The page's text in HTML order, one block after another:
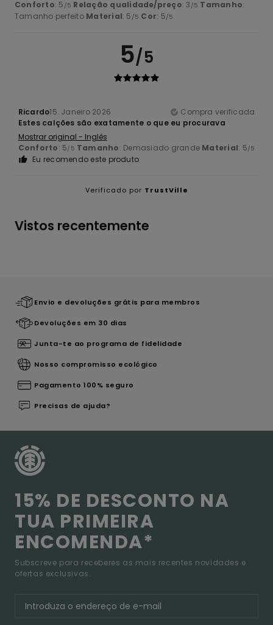
Conforto: 5 /5 Relação qualidade/preço: 3 /5 Tamanho:
Tamanho perfeito Material: 5 /5 Cor: 5/5
5/5
Ricardo15. Janeiro 2026
Compra verificada
Estes calções são exatamente o que eu procurava
Mostrar original - Inglês
Conforto: 5/5 Tamanho: Demasiado grande Material: 5/5
Eu recomendo este produto
Verificado por TrustVille
Vistos recentemente
Envio e devoluções grátis para membros
Devoluções em 30 dias
Junta-te ao programa de fidelidade
Nosso compromisso ecológico
Pagamento 100% seguro
Precisas de ajuda?
15% DE DESCONTO NA
TUA PRIMEIRA
ENCOMENDA*
Subscreve para receberes as mais recentes novidades e
ofertas exclusivas.